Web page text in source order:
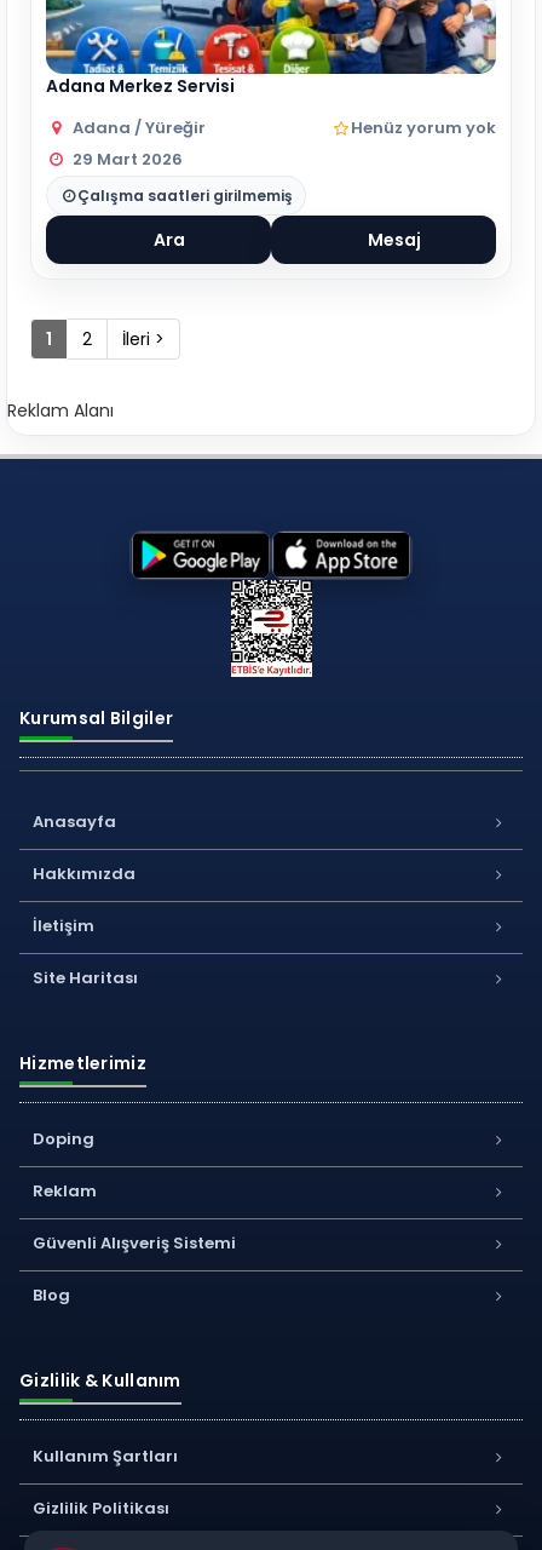
Adana Merkez Servisi
Adana / Yüreğir
Henüz yorum yok
29 Mart 2026
Çalışma saatleri girilmemiş
Ara Mesaj
1 2 İleri >
Reklam Alanı
Kurumsal Bilgiler
Anasayfa
Hakkımızda
İletişim
Site Haritası
Hizmetlerimiz
Doping
Reklam
Güvenli Alışveriş Sistemi
Blog
Gizlilik & Kullanım
Kullanım Şartları
Gizlilik Politikası